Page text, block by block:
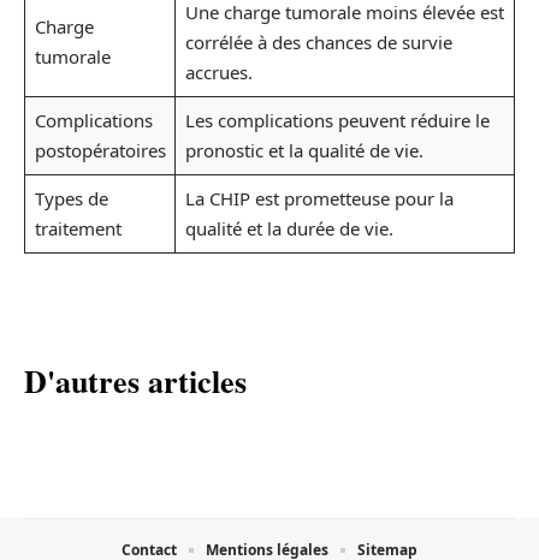
Charge
tumorale
Une charge tumorale moins élevée est
corrélée à des chances de survie
accrues.
Complications
postopératoires
Les complications peuvent réduire le
pronostic et la qualité de vie.
Types de
traitement
La CHIP est prometteuse pour la
qualité et la durée de vie.
D'autres articles
Contact Mentions légales Sitemap